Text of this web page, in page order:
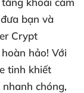
bạn và
Crypt
hảo! Với
tinh khiết
nhanh chóng,